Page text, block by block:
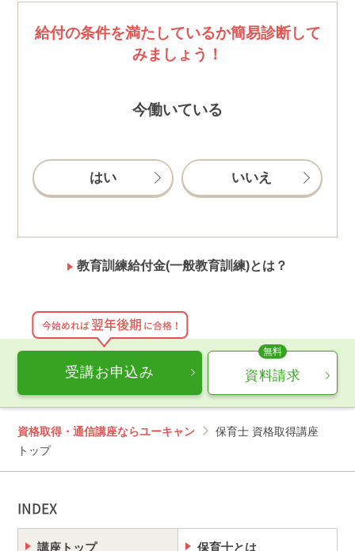
給付の条件を満たしているか簡易診断して
みましょう！
今働いている
はい いいえ
教育訓練給付金(一般教育訓練)とは？
受講お申込み
今始めれば翌年後期 に合格！
資料請求
資格取得・通信講座ならユーキャン
保育士 資格取得講座
トップ
INDEX
講座トップ 保育士とは